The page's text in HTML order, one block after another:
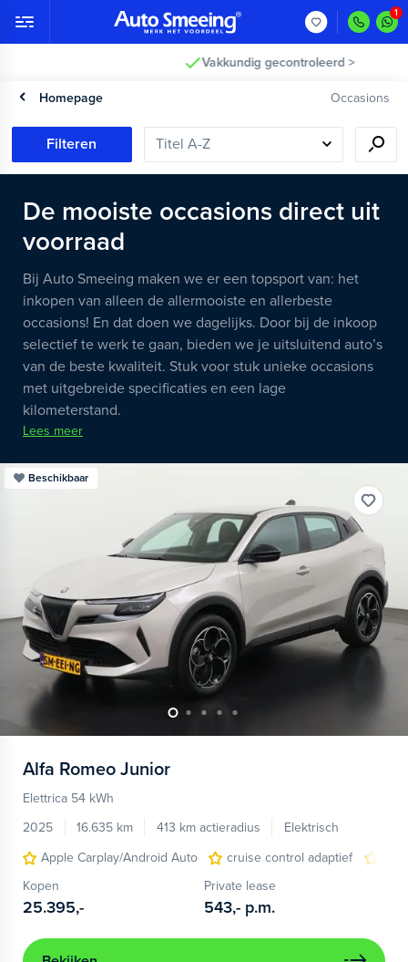
Vakkundig gecontroleerd >
Homepage Occasions
Filteren
De mooiste occasions direct uit
voorraad
Bij Auto Smeeing maken we er een topsport van: het
inkopen van alleen de allermooiste en allerbeste
occasions! En dat doen we dagelijks. Door bij de inkoop
selectief te werk te gaan, bieden we je uitsluitend auto’s
van de beste kwaliteit. Stuk voor stuk unieke occasions
met uitgebreide specificaties en een lage
kilometerstand.
Lees meer
Beschikbaar
Alfa Romeo Junior
Elettrica 54 kWh
2025
16.635 km 413 km actieradius
Elektrisch
Apple Carplay/Android Auto
cruise control adaptief
Kopen
25.395,-
Private lease
543,- p.m.